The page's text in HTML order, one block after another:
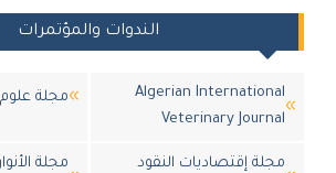
الندوات والمؤتمرات
Algerian International
Veterinary Journal
مجلة علوم
مجلة إقتصاديات النقود
مجلة